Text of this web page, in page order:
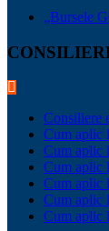
„Bursele
Consiliere
Cum aplic
Cum aplic
Cum aplic
Cum aplic
Cum aplic
Cum aplic